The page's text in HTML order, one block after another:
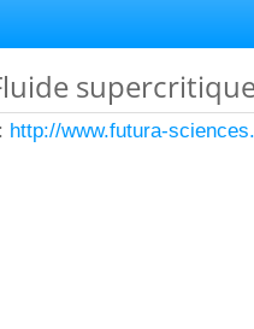
http://www.futura-